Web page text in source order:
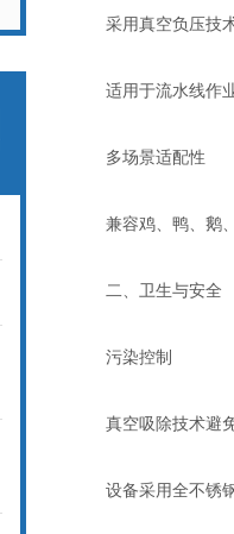
采用真空负压技术
适用于流水线作业
‌多场景适配性‌
兼容鸡、鸭、鹅、
二、卫生与安全
‌污染控制‌
真空吸除技术避免
设备采用全不锈钢